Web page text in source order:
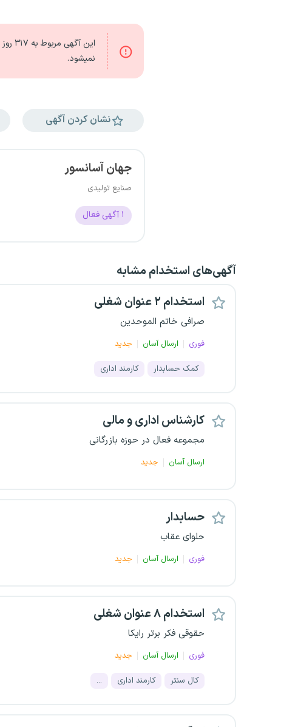
این آگهی مربوط به ۳۱۷ روز
نمیشود.
نشان کردن آگهی
جهان آسانسور
صنایع تولیدی
۱ آگهی فعال
آگهی‌های استخدام مشابه
استخدام ۲ عنوان شغلی
صرافی خاتم الموحدین
فوری ارسال آسان جدید
کمک حسابدار کارمند اداری
کارشناس اداری و مالی
مجموعه فعال در حوزه بازرگانی
ارسال آسان جدید
حسابدار
حلوای عقاب
فوری ارسال آسان جدید
استخدام ۸ عنوان شغلی
حقوقی فکر برتر رایکا
فوری ارسال آسان جدید
کال سنتر کارمند اداری ...